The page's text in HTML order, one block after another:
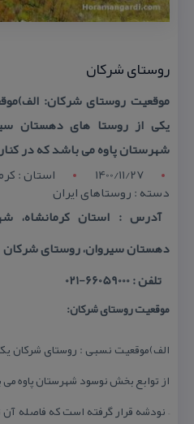
روستای شركان
موقعیت روستای شركان:
یكی از روستا های دهستان
شهرستان پاوه می باشد كه در
1400/11/27
استان :
دسته : روستاهای ایران
آدرس : استان كرمانشاه،
دهستان سیروان، روستای شركان
تلفن : 66059000-021
موقعیت روستای شركان:
الف)موقعیت نسبی : روستای شركان
از توابع بخش نوسود شهرستان پاوه می